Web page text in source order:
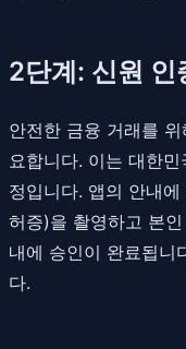
2단계: 신원 인
안전한 금융 거래를
요합니다. 이는 대한
정입니다. 앱의 안내
허증)을 촬영하고 본
내에 승인이 완료됩니
다.